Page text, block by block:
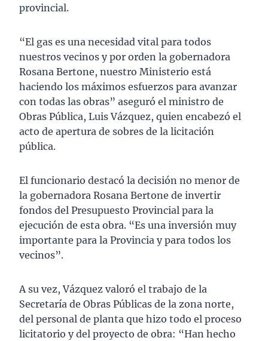
provincial.
“El gas es una necesidad vital para todos
nuestros vecinos y por orden la gobernadora
Rosana Bertone, nuestro Ministerio está
haciendo los máximos esfuerzos para avanzar
con todas las obras” aseguró el ministro de
Obras Pública, Luis Vázquez, quien encabezó el
acto de apertura de sobres de la licitación
pública.
El funcionario destacó la decisión no menor de
la gobernadora Rosana Bertone de invertir
fondos del Presupuesto Provincial para la
ejecución de esta obra. “Es una inversión muy
importante para la Provincia y para todos los
vecinos”.
A su vez, Vázquez valoró el trabajo de la
Secretaría de Obras Públicas de la zona norte,
del personal de planta que hizo todo el proceso
licitatorio y del proyecto de obra: “Han hecho